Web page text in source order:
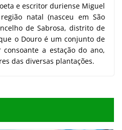
e escritor duriense Miguel
natal (nasceu em São
de Sabrosa, distrito de
o Douro é um conjunto de
a estação do ano,
das diversas plantações.